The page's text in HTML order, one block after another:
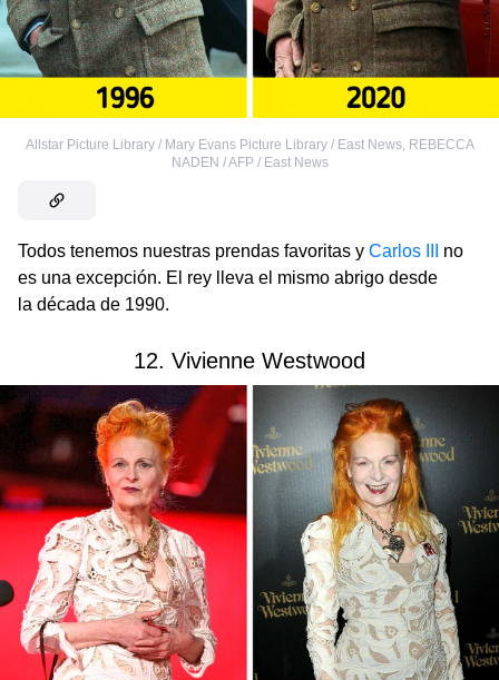
Allstar Picture Library / Mary Evans Picture Library / East News, REBECCA
NADEN / AFP / East News
Todos tenemos nuestras prendas favoritas y Carlos III
no
es una excepción. El rey lleva el mismo abrigo desde
la década de 1990.
12. Vivienne Westwood